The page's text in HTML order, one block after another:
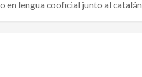
en lengua cooficial junto al catalán